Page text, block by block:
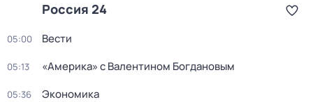
Россия 24
05:00 Вести
05:13 «Америка» с Валентином Богдановым
05:36 Экономика